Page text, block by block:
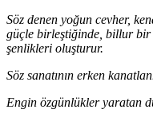
Söz denen yoğun cevher,
güçle birleştiğinde, billur bir
şenlikleri oluşturur.
Söz sanatının erken
Engin özgünlükler yaratan